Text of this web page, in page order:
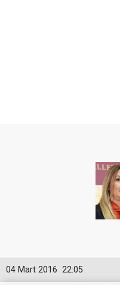
22:05
04 Mart 2016